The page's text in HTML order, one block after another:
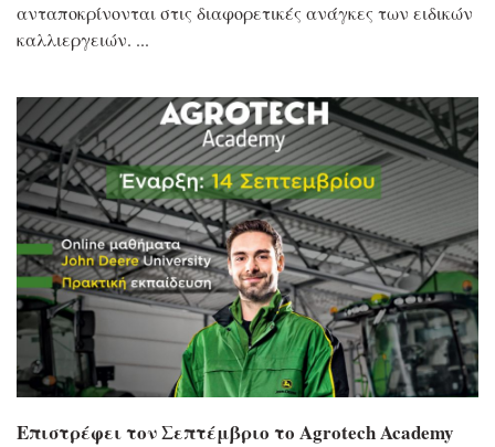
ανταποκρίνονται στις διαφορετικές ανάγκες των ειδικών
καλλιεργειών.
Επιστρέφει τον Σεπτέμβριο το Agrotech Academy